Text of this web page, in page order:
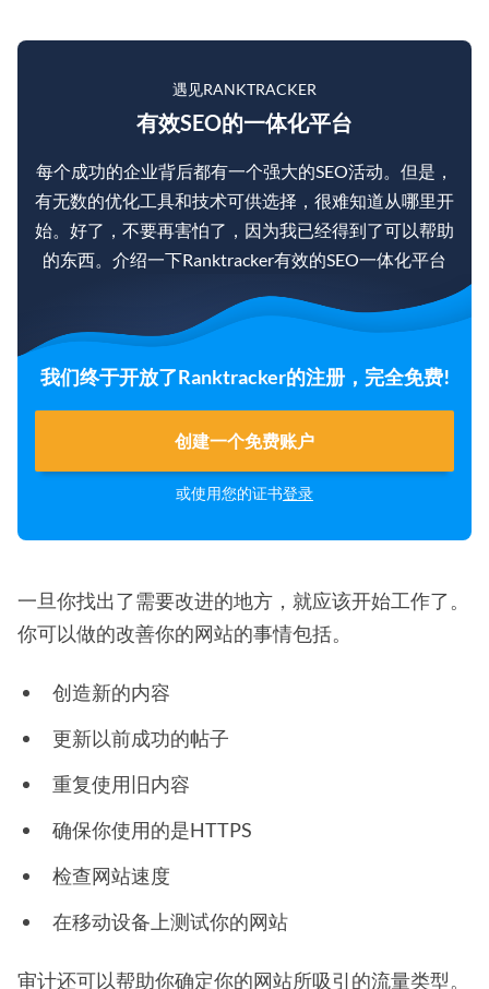
遇见RANKTRACKER
有效SEO的一体化平台
每个成功的企业背后都有一个强大的SEO活动。但是，
有无数的优化工具和技术可供选择，很难知道从哪里开
始。好了，不要再害怕了，因为我已经得到了可以帮助
的东西。介绍一下Ranktracker有效的SEO一体化平台
我们终于开放了Ranktracker的注册，完全免费!
创建一个免费账户
或使用您的证书登录
一旦你找出了需要改进的地方，就应该开始工作了。
你可以做的改善你的网站的事情包括。
创造新的内容
更新以前成功的帖子
重复使用旧内容
确保你使用的是HTTPS
检查网站速度
在移动设备上测试你的网站
审计还可以帮助你确定你的网站所吸引的流量类型。